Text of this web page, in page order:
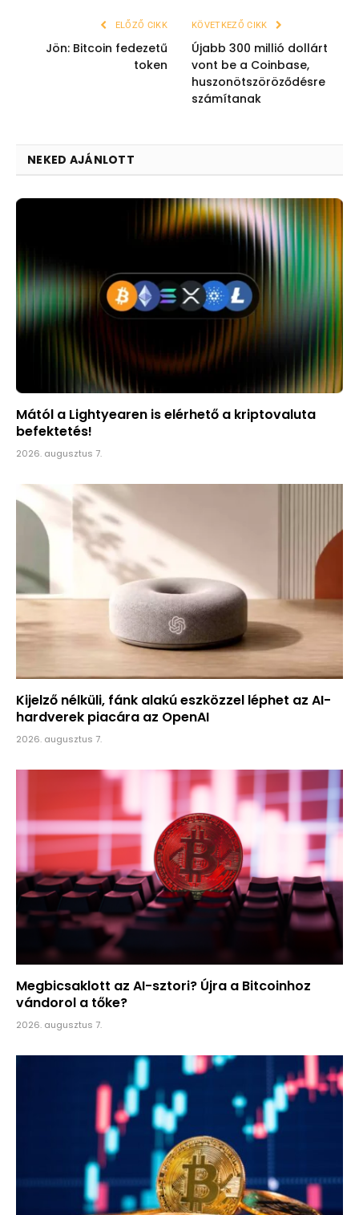
ELŐZŐ CIKK
Jön: Bitcoin fedezetű
token
KÖVETKEZŐ CIKK
Újabb 300 millió dollárt
vont be a Coinbase,
huszonötszöröződésre
számítanak
NEKED AJÁNLOTT
Mától a Lightyearen is elérhető a kriptovaluta
befektetés!
2026. augusztus 7.
Kijelző nélküli, fánk alakú eszközzel léphet az AI-
hardverek piacára az OpenAI
2026. augusztus 7.
Megbicsaklott az AI-sztori? Újra a Bitcoinhoz
vándorol a tőke?
2026. augusztus 7.